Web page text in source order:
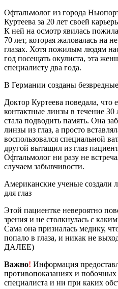
Офтальмолог из города
Куртеева за 20 лет своей
К ней на осмотр явилась
70 лет, которая жаловалась на
глазах. Хотя пожилым людям
год посещать окулиста, эта
специалисту два года.
В Германии созданы
Доктор Куртеева поведала, что
контактные линзы в течение 30
стала подводить память. Она
линзы из глаз, а просто
воспользовался специальной
другой вытащил из глаз
Офтальмолог ни разу не
случаем забывчивости.
Американские ученые создали
для глаз
Этой пациентке невероятно
зрения и не столкнулась с
Сама она призналась медику,
попало в глаза, и никак не
ДАЛЕЕ)
Важно! Информация
противопоказаниях и
специалиста и ни при каких